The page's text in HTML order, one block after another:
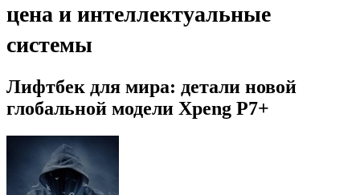
цена и интеллектуальные
системы
Лифтбек для мира: детали новой
глобальной модели Xpeng P7+